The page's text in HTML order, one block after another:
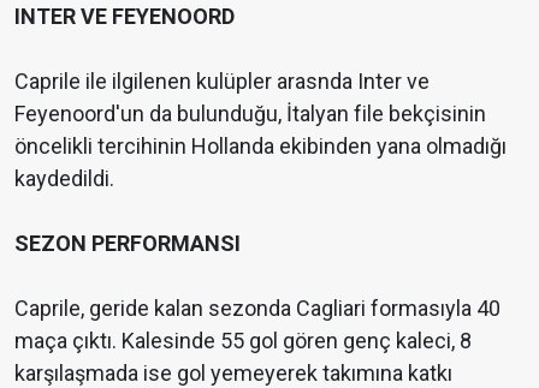
INTER VE FEYENOORD
Caprile ile ilgilenen kulüpler arasnda Inter ve
Feyenoord'un da bulunduğu, İtalyan file bekçisinin
öncelikli tercihinin Hollanda ekibinden yana olmadığı
kaydedildi.
SEZON PERFORMANSI
Caprile, geride kalan sezonda Cagliari formasıyla 40
maça çıktı. Kalesinde 55 gol gören genç kaleci, 8
karşılaşmada ise gol yemeyerek takımına katkı